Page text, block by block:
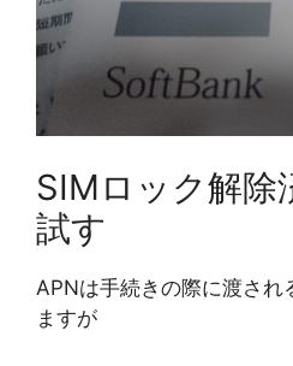
SIMロック解
試す
APNは手続きの際に渡され
ますが